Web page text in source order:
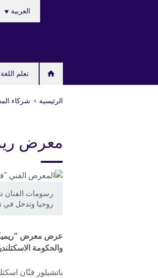
تعلم اللغة
العربية
الرئيسية شركاء
معرض
رسومات الفنان
روحيا وتدخل في
عرض معرض "ريميكس
والحكومة
باتشيلور فنّان